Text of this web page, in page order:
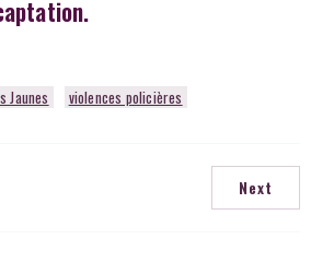
Jaunes violences policières
Next